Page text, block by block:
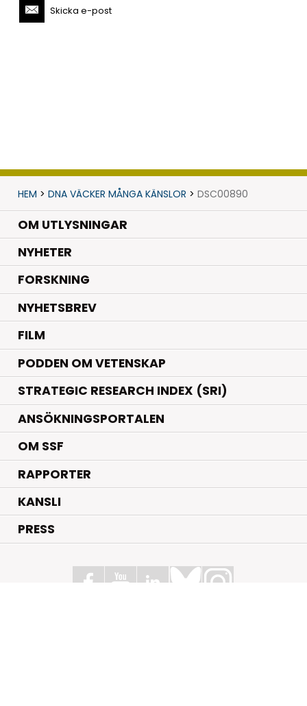
Skicka e-post
HEM > DNA VÄCKER MÅNGA KÄNSLOR > DSC00890
OM UTLYSNINGAR
NYHETER.
FORSKNING.
NYHETSBREV
FILM
PODDEN OM VETENSKAP
STRATEGIC RESEARCH INDEX (SRI)
ANSÖKNINGSPORTALEN
OM SSF
RAPPORTER
KANSLI
PRESS